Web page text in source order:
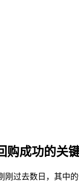
购成功的关
过去数日，其中